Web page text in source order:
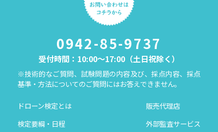
0942-85-9737
受付時間：10:00～17:00（土日祝除く）
※技術的なご質問、試験問題の内容及び、採点内容、採点
基準・方法についてのご質問にはお答えできません。
ドローン検定とは
検定要綱・日程
販売代理店
外部監査サービス